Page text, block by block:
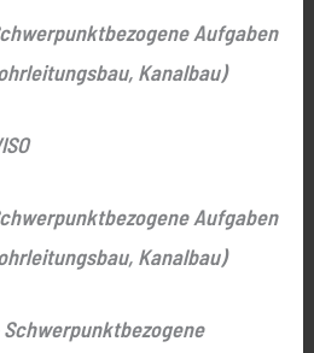
Aufgaben
Kanalbau)
Aufgaben
Kanalbau)
Schwerpunktbezogene